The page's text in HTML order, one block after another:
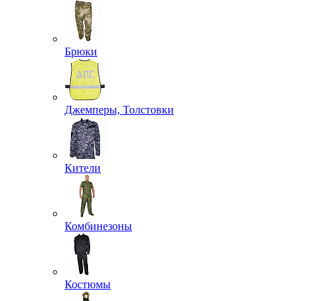
Брюки
Джемперы, Толстовки
Кители
Комбинезоны
Костюмы